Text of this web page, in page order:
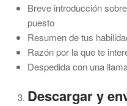
Breve introducción
puesto
Resumen de tus
Razón por la que te
Despedida con una
Descargar y